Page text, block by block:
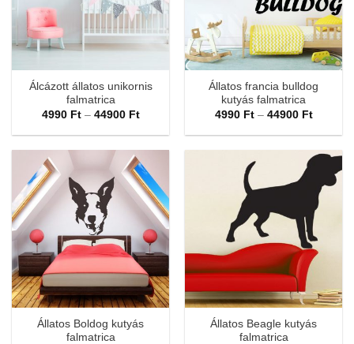
Álcázott állatos unikornis
falmatrica
4990 Ft – 44900 FtÁrtartomány:
-
Állatos francia bulldog
kutyás falmatrica
4990 Ft – 44900 Ft
-
Állatos Boldog kutyás
falmatrica
Állatos Beagle kutyás
falmatrica